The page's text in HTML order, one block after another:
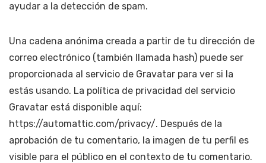
ayudar a la detección de spam.
Una cadena anónima creada a partir de tu dirección de
correo electrónico (también llamada hash) puede ser
proporcionada al servicio de Gravatar para ver si la
estás usando. La política de privacidad del servicio
Gravatar está disponible aquí:
https://automattic.com/privacy/. Después de la
aprobación de tu comentario, la imagen de tu perfil es
visible para el público en el contexto de tu comentario.